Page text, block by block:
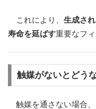
これにより、 生成さ
寿命を延ばす重要なフ
触媒がないとどう
触媒を通さない場合、